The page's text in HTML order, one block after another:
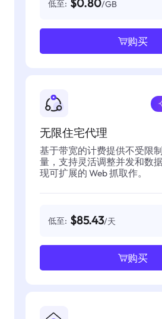
低至: $0.80/GB
购买
无限住宅代理
基于带宽的计费提供不受限
量，支持灵活调整并发和数
现可扩展的 Web 抓取作。
低至: $85.43/天
购买